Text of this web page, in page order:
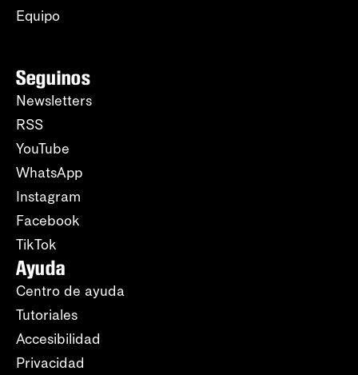
Equipo
Seguinos
Newsletters
RSS
YouTube
WhatsApp
Instagram
Facebook
TikTok
Ayuda
Centro de ayuda
Tutoriales
Accesibilidad
Privacidad